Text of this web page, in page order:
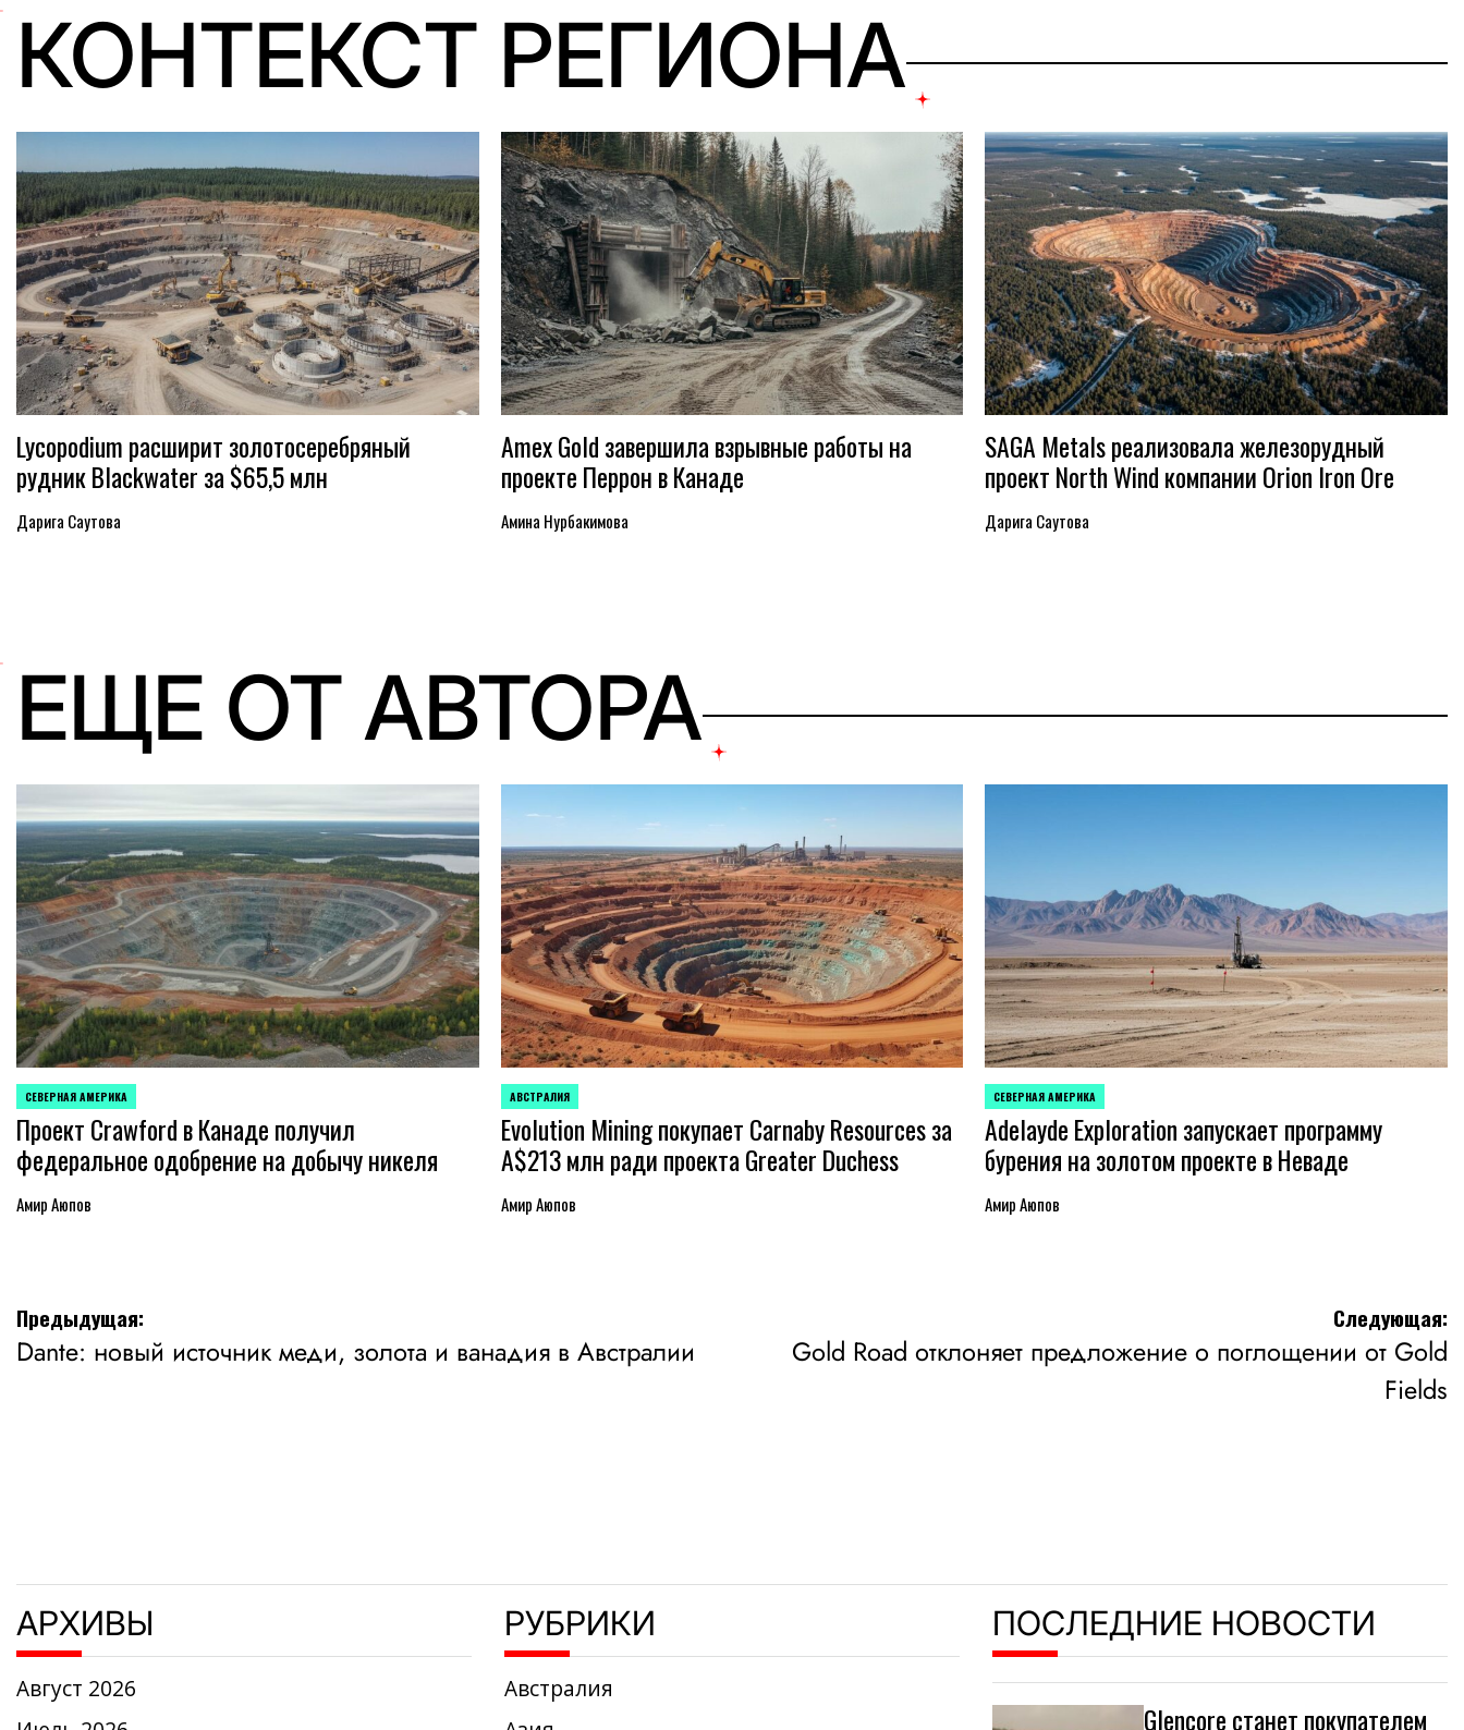
КОНТЕКСТ РЕГИОНА
Lycopodium расширит золотосеребряный
рудник Blackwater за $65,5 млн
Дарига Саутова
Amex Gold завершила взрывные работы на
проекте Перрон в Канаде
Амина Нурбакимова
SAGA Metals реализовала железорудный
проект North Wind компании Orion Iron Ore
Дарига Саутова
ЕЩЕ ОТ АВТОРА
ОПУБЛИКОВАНО
В
СЕВЕРНАЯ АМЕРИКА
Проект Crawford в Канаде получил
федеральное одобрение на добычу никеля
Амир Аюпов
ОПУБЛИКОВАНО
В
АВСТРАЛИЯ
Evolution Mining покупает Carnaby Resources за
A$213 млн ради проекта Greater Duchess
Амир Аюпов
ОПУБЛИКОВАНО
В
СЕВЕРНАЯ АМЕРИКА
Adelayde Exploration запускает программу
бурения на золотом проекте в Неваде
Амир Аюпов
Навигация
по
Предыдущая:
Dante: новый источник меди, золота и ванадия в Австралии
Следующая:
Gold Road отклоняет предложение о поглощении от Gold
Fields
АРХИВЫ
Август 2026
РУБРИКИ
Австралия
ПОСЛЕДНИЕ НОВОСТИ
Glencore станет покупателем